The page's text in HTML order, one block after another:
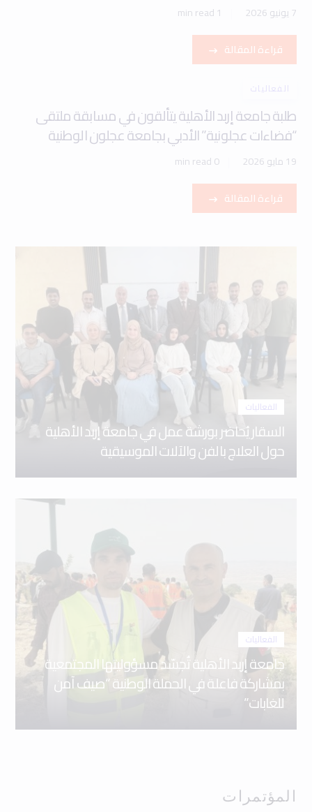
7 يونيو 2026 1 min read
قراءة المقالة
الفعاليات
طلبة جامعة إربد الأهلية يتألقون في مسابقة ملتقى
“فضاءات عجلونية” الأدبي بجامعة عجلون الوطنية
19 مايو 2026 0 min read
قراءة المقالة
الفعاليات
السقار يُحاضر بورشة عمل في جامعة إربد الأهلية
حول العلاج بالفن والآلات الموسيقية
الفعاليات
جامعة إربد الأهلية تُجسّد مسؤوليتها المجتمعية
بمشاركة فاعلة في الحملة الوطنية “صيف آمن
للغابات”
المؤتمرات